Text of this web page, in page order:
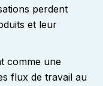
perdent
et leur
comme une
flux de travail au